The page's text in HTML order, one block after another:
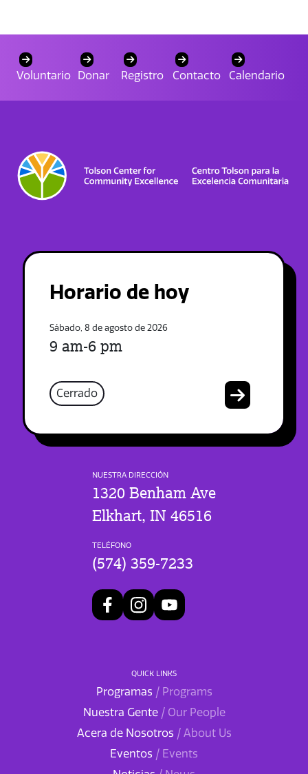
Voluntario Donar Registro Contacto Calendario
Horario de hoy
Sábado, 8 de agosto de 2026
9 am-6 pm
Cerrado
NUESTRA DIRECCIÓN
1320 Benham Ave
Elkhart, IN 46516
TELÉFONO
(574) 359-7233
QUICK LINKS
Programas / Programs
Nuestra Gente / Our People
Acera de Nosotros / About Us
Eventos / Events